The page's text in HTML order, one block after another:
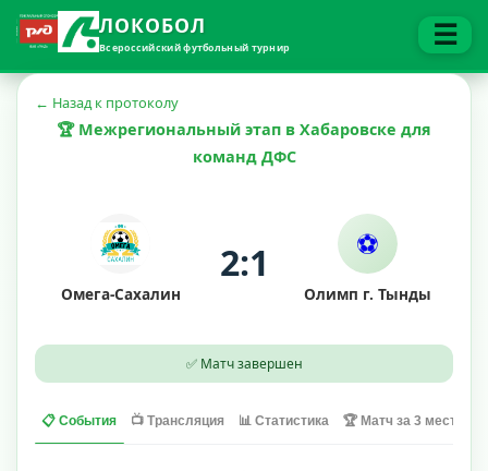
ЛОКОБОЛ
Всероссийский футбольный турнир ☰
← Назад к протоколу
🏆 Межрегиональный этап в Хабаровске для
команд ДФС
Омега-Сахалин
2:1 ⚽
Олимп г. Тынды
✅ Матч завершен
📋 События 📺 Трансляция 📊 Статистика 🏆 Матч за 3 место